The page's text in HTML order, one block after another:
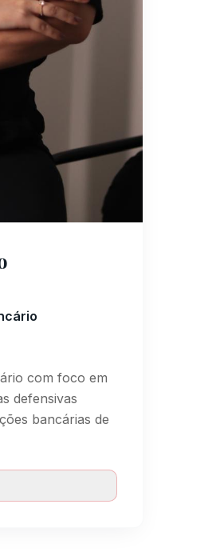
de Alto Valor
com foco em
defensivas
bancárias de